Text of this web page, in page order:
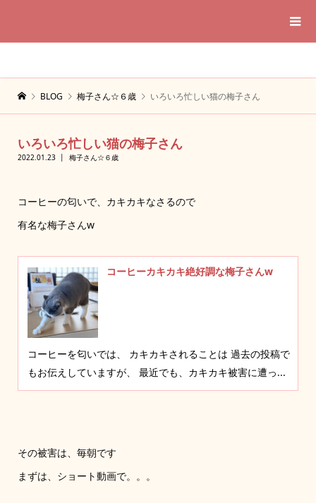
BLOG 梅子さん☆６歳 いろいろ忙しい猫の梅子さん
いろいろ忙しい猫の梅子さん
2022.01.23 梅子さん☆６歳
コーヒーの匂いで、カキカキなさるので
有名な梅子さんw
コーヒーカキカキ絶好調な梅子さんw
コーヒーを匂いでは、 カキカキされることは 過去の投稿で
もお伝えしていますが、 最近でも、カキカキ被害に遭っ...
その被害は、毎朝です
まずは、ショート動画で。。。